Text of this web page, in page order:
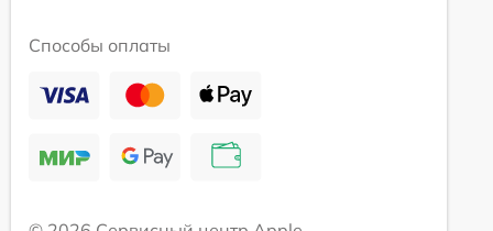
Способы оплаты